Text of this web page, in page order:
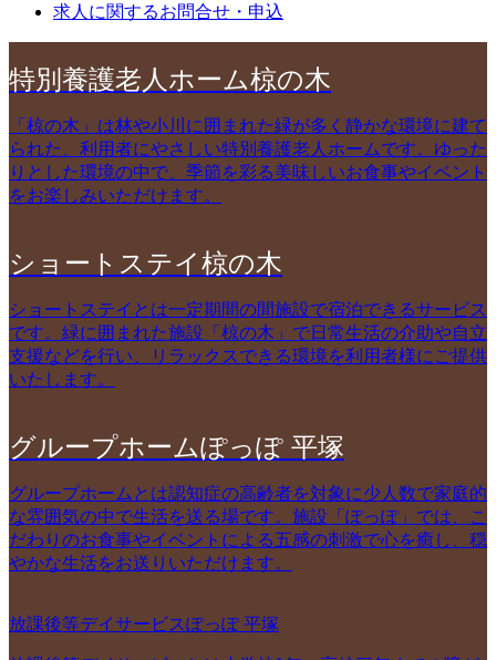
求人に関するお問合せ・申込
特別養護老人ホーム椋の木
「椋の木」は林や小川に囲まれた緑が多く静かな環境に建て
られた、利用者にやさしい特別養護老人ホームです。ゆった
りとした環境の中で、季節を彩る美味しいお食事やイベント
をお楽しみいただけます。
ショートステイ椋の木
ショートステイとは一定期間の間施設で宿泊できるサービス
です。緑に囲まれた施設「椋の木」で日常生活の介助や自立
支援などを行い、リラックスできる環境を利用者様にご提供
いたします。
グループホームぽっぽ 平塚
グループホームとは認知症の高齢者を対象に少人数で家庭的
な雰囲気の中で生活を送る場です。施設「ぽっぽ」では、こ
だわりのお食事やイベントによる五感の刺激で心を癒し、穏
やかな生活をお送りいただけます。
放課後等デイサービスぽっぽ 平塚